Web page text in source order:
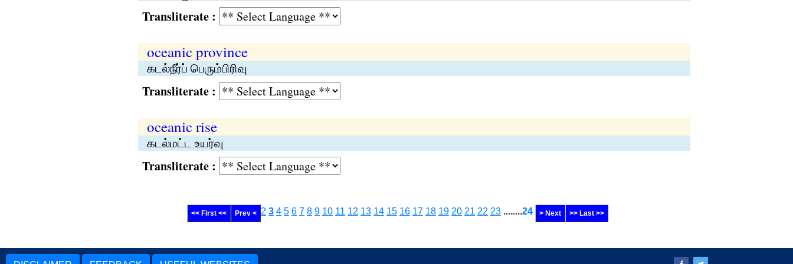
Transliterate :
oceanic province
கடல்நீர்ப் பெரும்பிரிவு
Transliterate :
oceanic rise
கடல்மட்ட உயர்வு
Transliterate :
<< First << Prev < 2 3 4 5 6 7 8 9 10 11 12 13 14 15 16 17 18 19 20 21 22 23 ........24 > Next >> Last >>